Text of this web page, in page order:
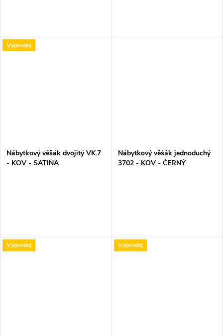
Výprodej
Nábytkový věšák dvojitý VK.7
- KOV - SATINA
Nábytkový věšák jednoduchý
3702 - KOV - ČERNÝ
Výprodej Výprodej